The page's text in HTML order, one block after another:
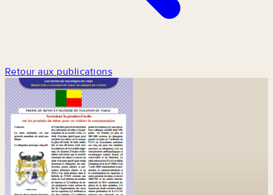
Retour aux publications